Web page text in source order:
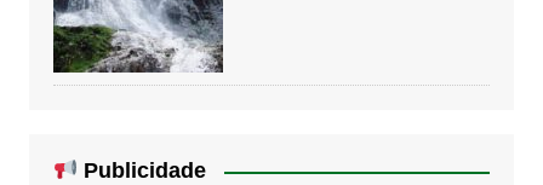
Publicidade